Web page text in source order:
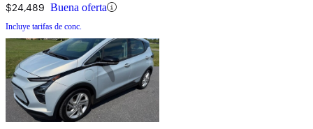
$24,489 Buena oferta
Incluye tarifas de conc.